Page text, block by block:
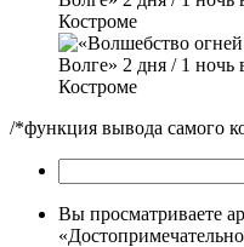
/*функция вывода самого
Вы просматриваете